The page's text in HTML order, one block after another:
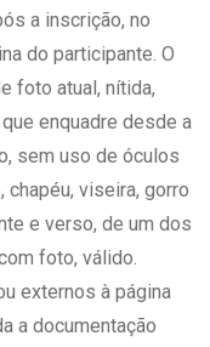
a inscrição, no
do participante. O
foto atual, nítida,
enquadre desde a
sem uso de óculos
viseira, gorro
e verso, de um dos
foto, válido.
externos à página
a documentação